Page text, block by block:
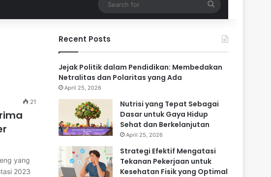
for
21
yang
2023
Recent Posts
Jejak Politik dalam Pendidikan: Membedakan
Netralitas dan Polaritas yang Ada
April 25, 2026
Nutrisi yang Tepat Sebagai
Dasar untuk Gaya Hidup
Sehat dan Berkelanjutan
April 25, 2026
Strategi Efektif Mengatasi
Tekanan Pekerjaan untuk
Kesehatan Fisik yang Optimal